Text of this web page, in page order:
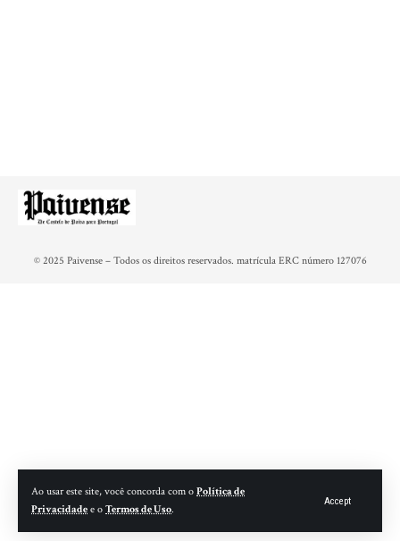
Ao usar este site, você concorda com o Política de
Privacidade e o Termos de Uso.
Accept
© 2025 Paivense – Todos os direitos reservados. matrícula ERC número 127076